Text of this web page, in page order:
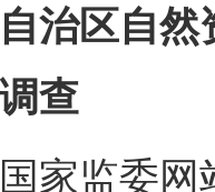
治区自
查
监委网